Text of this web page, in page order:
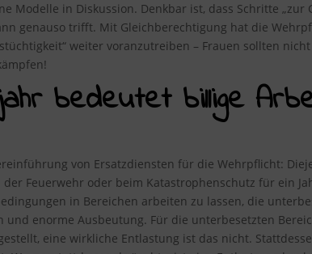
Modelle in Diskussion. Denkbar ist, dass Schritte
genauso trifft. Mit Gleichberechtigung hat die
weiter voranzutreiben – Frauen sollten
bedeutet billige
von Ersatzdiensten für die Wehrpflicht:
Feuerwehr oder beim Katastrophenschutz für ein
in Bereichen arbeiten zu lassen, die
und enorme Ausbeutung. Für die unterbesetzten
eine wirkliche Entlastung ist das nicht.